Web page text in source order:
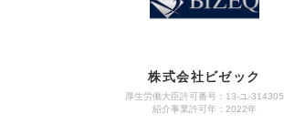
株式会社ビゼック
厚生労働大臣許可番号：13-ユ-314305
紹介事業許可年：2022年